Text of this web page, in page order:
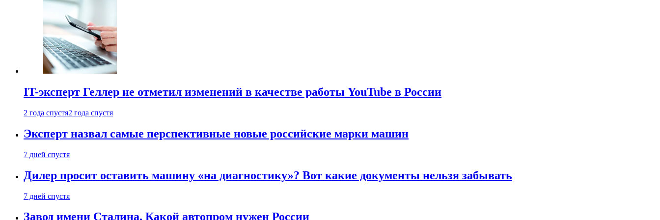
IT-эксперт Геллер не отметил изменений в качестве работы YouTube в России
2 года спустя2 года спустя
Эксперт назвал самые перспективные новые российские марки машин
7 дней спустя
Дилер просит оставить машину «на диагностику»? Вот какие документы нельзя забывать
7 дней спустя
Завод имени Сталина. Какой автопром нужен России